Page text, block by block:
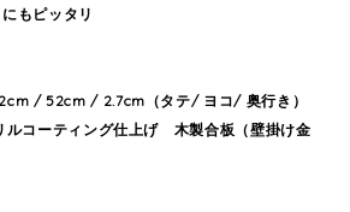
もピッタリ
/ 52cm / 2.7cm（タテ/ ヨコ/ 奥行き）
コーティング仕上げ 木製合板（壁掛け金